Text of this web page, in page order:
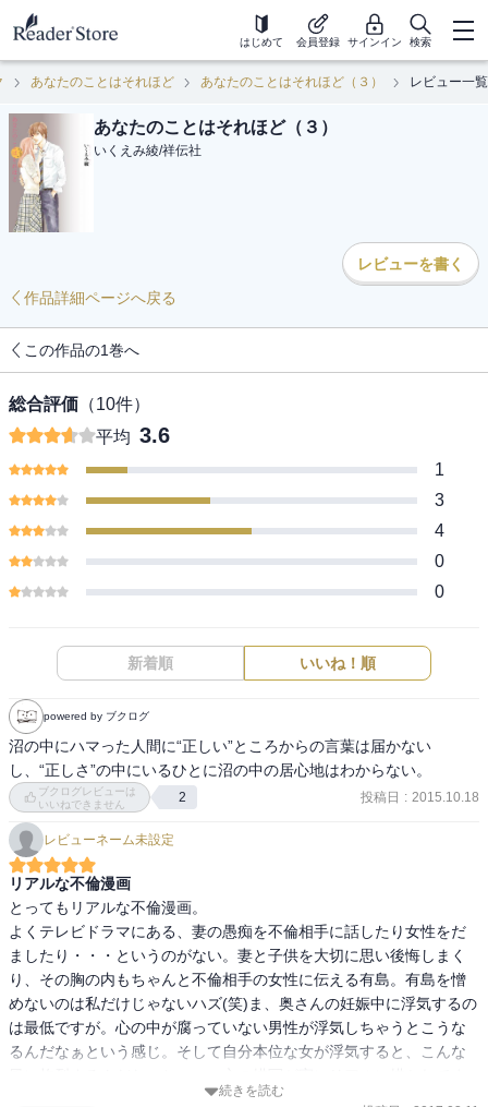
はじめて 会員登録 サインイン 検索
あなたのことはそれほど あなたのことはそれほど（３） レビュー一覧
あなたのことはそれほど（３）
いくえみ綾/祥伝社
レビューを書く
作品詳細ページへ戻る
この作品の1巻へ
総合評価 （10件）
平均 3.6
1
3
4
0
0
新着順 いいね！順
powered by ブクログ
沼の中にハマった人間に“正しい”ところからの言葉は届かない
し、“正しさ”の中にいるひとに沼の中の居心地はわからない。
ブクログレビューは
いいねできません
2 投稿日 : 2015.10.18
レビューネーム未設定
リアルな不倫漫画
とってもリアルな不倫漫画。
よくテレビドラマにある、妻の愚痴を不倫相手に話したり女性をだ
ましたり・・・というのがない。妻と子供を大切に思い後悔しまく
り、その胸の内もちゃんと不倫相手の女性に伝える有島。有島を憎
めないのは私だけじゃないハズ(笑)ま、奥さんの妊娠中に浮気するの
は最低ですが。心の中が腐っていない男性が浮気しちゃうとこうな
るんだなぁという感じ。そして自分本位な女が浮気すると、こんな
す。不倫漫画というだけで読まないのは勿体ない漫画です。
続きを読む